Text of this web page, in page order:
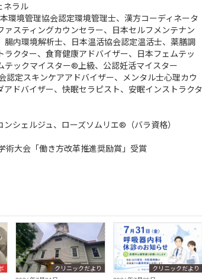
ネラル
環境管理協会認定環境管理士、漢方コーディネータ
ァスティングカウンセラー、日本セルフメンテナン
腸内環境解析士、日本温活協会認定温活士、薬膳調
ラクター、食育健康アドバイザー、日本フェムテッ
テックマイスター®上級、公認妊活マイスター
認定スキンケアアドバイザー、メンタル士心理カウ
アドバイザー、快眠セラピスト、安眠インストラクタ
シェルジュ、ローズソムリエ®（バラ資格）
術大会「働き方改革推進奨励賞」受賞
クリニックだより
クリニックだより